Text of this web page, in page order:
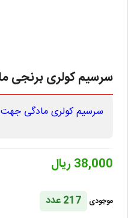
سرسیم کولری برنجی
سرسیم کولری مادگی
38,000 ریال
موجودی
217 عدد